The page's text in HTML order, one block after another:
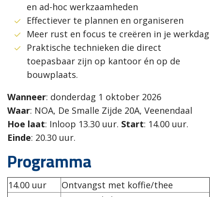
en ad-hoc werkzaamheden
Effectiever te plannen en organiseren
Meer rust en focus te creëren in je werkdag
Praktische technieken die direct
toepasbaar zijn op kantoor én op de
bouwplaats.
Wanneer: donderdag 1 oktober 2026
Waar: NOA, De Smalle Zijde 20A, Veenendaal
Hoe laat: Inloop 13.30 uur. Start: 14.00 uur.
Einde: 20.30 uur.
Programma
14.00 uur
Ontvangst met koffie/thee